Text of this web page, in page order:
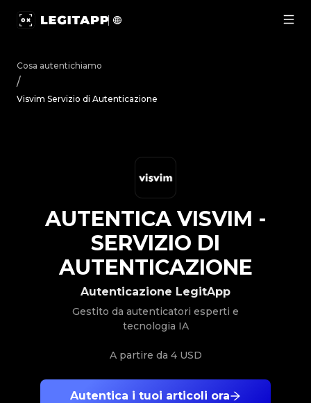
Cosa autentichiamo
/
Visvim Servizio di Autenticazione
Autentica i tuoi articoli ora
Autenticazione LegitApp
Gestito da autenticatori esperti e
tecnologia IA
A partire da 4 USD
AUTENTICA VISVIM -
SERVIZIO DI
AUTENTICAZIONE